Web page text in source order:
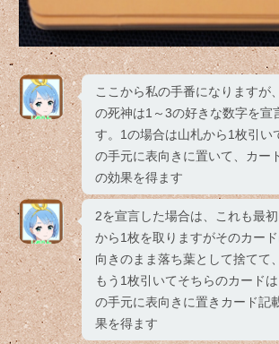
ここから私の手番になりますが
の死神は1～3の好きな数字を宣
す。1の場合は山札から1枚引い
の手元に表向きに置いて、カー
の効果を得ます
2を宣言した場合は、これも最
から1枚を取りますがそのカー
向きのまま落ち葉として捨てて
もう1枚引いてそちらのカード
の手元に表向きに置きカード記
果を得ます